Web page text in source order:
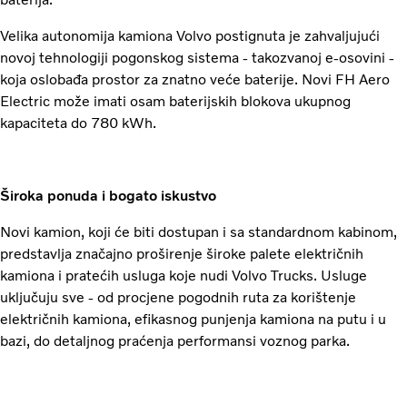
Velika autonomija kamiona Volvo postignuta je zahvaljujući
novoj tehnologiji pogonskog sistema - takozvanoj e-osovini -
koja oslobađa prostor za znatno veće baterije. Novi FH Aero
Electric može imati osam baterijskih blokova ukupnog
kapaciteta do 780 kWh.
Široka ponuda i bogato iskustvo
Novi kamion, koji će biti dostupan i sa standardnom kabinom,
predstavlja značajno proširenje široke palete električnih
kamiona i pratećih usluga koje nudi Volvo Trucks. Usluge
uključuju sve - od procjene pogodnih ruta za korištenje
električnih kamiona, efikasnog punjenja kamiona na putu i u
bazi, do detaljnog praćenja performansi voznog parka.